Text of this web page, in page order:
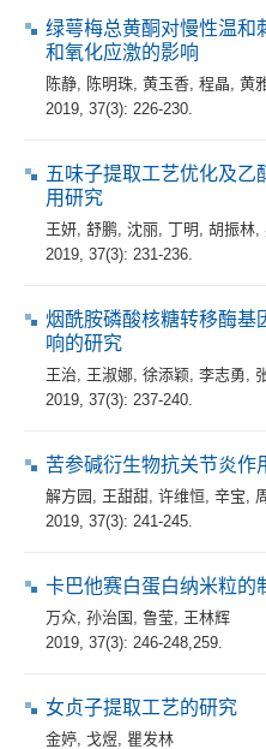
绿萼梅总黄酮对慢性温和
和氧化应激的影响
陈静 陈明珠 黄玉香 程晶 黄
2019, 37(3): 226-230.
五味子提取工艺优化及乙
用研究
王妍 舒鹏 沈丽 丁明 胡振林
2019, 37(3): 231-236.
烟酰胺磷酸核糖转移酶基
响的研究
王治 王淑娜 徐添颖 李志勇
2019, 37(3): 237-240.
苦参碱衍生物抗关节炎作
解方园 王甜甜 许维恒 辛宝
2019, 37(3): 241-245.
卡巴他赛白蛋白纳米粒的
万众 孙治国 鲁莹 王林辉
2019, 37(3): 246-248,259.
女贞子提取工艺的研究
金婷 戈煜 瞿发林